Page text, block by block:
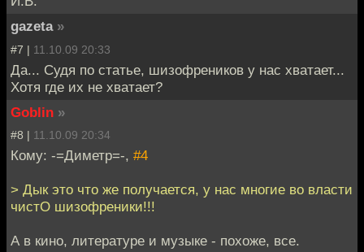
gazeta »
#7 | 11.10.09 20:33
Да... Судя по статье, шизофреников у нас хватает...
Хотя где их не хватает?
Goblin »
#8 | 11.10.09 20:34
Кому: -=Диметр=-, #4
> Дык это что же получается, у нас многие во власти
чистО шизофреники!!!
А в кино, литературе и музыке - похоже, все.